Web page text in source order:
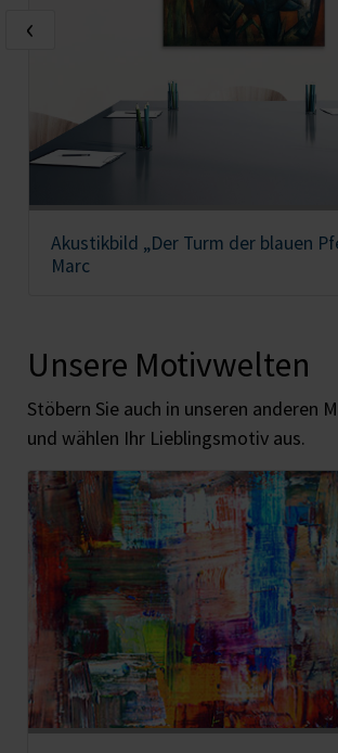
Akustikbild „Der Turm der blauen
Marc
‹
Unsere Motivwelten
Stöbern Sie auch in unseren anderen
und wählen Ihr Lieblingsmotiv aus.